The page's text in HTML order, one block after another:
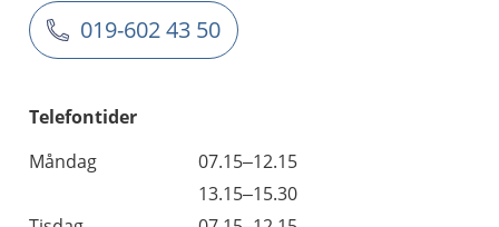
019-602 43 50
Telefontider
Måndag
07.15–12.15
13.15–15.30